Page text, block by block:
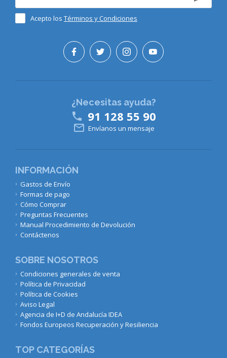
Acepto los Términos y Condiciones
INFORMACIÓN
Gastos de Envío
Formas de pago
Cómo Comprar
Preguntas Frecuentes
Manual Procedimiento de Devolución
Contáctenos
SOBRE NOSOTROS
Condiciones generales de venta
Política de Privacidad
Política de Cookies
Aviso Legal
Agencia de I+D de Andalucía IDEA
Fondos Europeos Recuperación y Resiliencia
TOP CATEGORÍAS
¿Necesitas ayuda?
 91 128 55 90
 Envíanos un mensaje